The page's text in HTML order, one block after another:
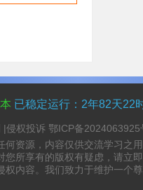
已稳定运行： 2年82天22
|侵权投诉 鄂ICP备2024063925
资源，内容仅供交流学习之
所享有的版权有疑虑，请立
内容。我们致力于维护一个